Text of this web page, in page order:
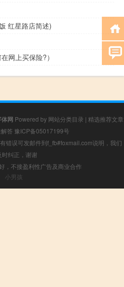
红星路店简述)
网上买保险?）
网 Powered by 网站分类目录 | 精选推荐文章
答 豫ICP备05017199号
错误可发邮件到f_fb#foxmail.com说明，我们
时纠正，谢谢
，不接盈利性广告及商业合作
小男孩